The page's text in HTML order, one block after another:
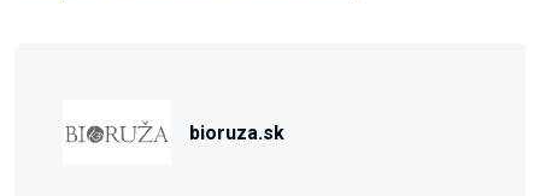
bioruza.sk